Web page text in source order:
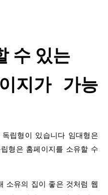
수 있는
지가 가능
립형이 있습니다 임대형은
형은 홈페이지를 소유할 수
소유의 집이 좋은 것처럼 웹